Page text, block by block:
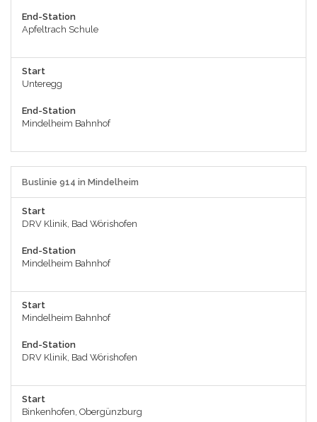
End-Station
Apfeltrach Schule
Start
Unteregg
End-Station
Mindelheim Bahnhof
Buslinie 914 in Mindelheim
Start
DRV Klinik, Bad Wörishofen
End-Station
Mindelheim Bahnhof
Start
Mindelheim Bahnhof
End-Station
DRV Klinik, Bad Wörishofen
Start
Binkenhofen, Obergünzburg